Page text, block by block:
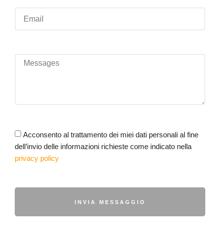
Acconsento al trattamento dei miei dati personali al fine
dell’invio delle informazioni richieste come indicato nella
privacy policy
INVIA MESSAGGIO